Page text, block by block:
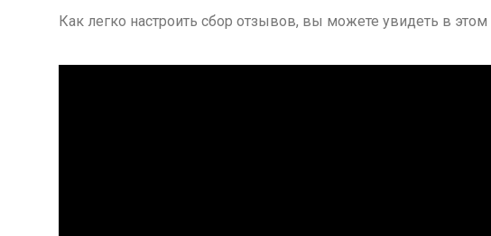
Как легко настроить сбор отзывов, вы можете увидеть в этом